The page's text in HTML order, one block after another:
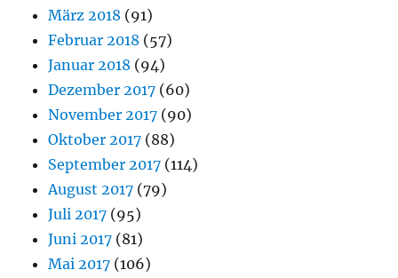
März 2018 (91)
Februar 2018 (57)
Januar 2018 (94)
Dezember 2017 (60)
November 2017 (90)
Oktober 2017 (88)
September 2017 (114)
August 2017 (79)
Juli 2017 (95)
Juni 2017 (81)
Mai 2017 (106)